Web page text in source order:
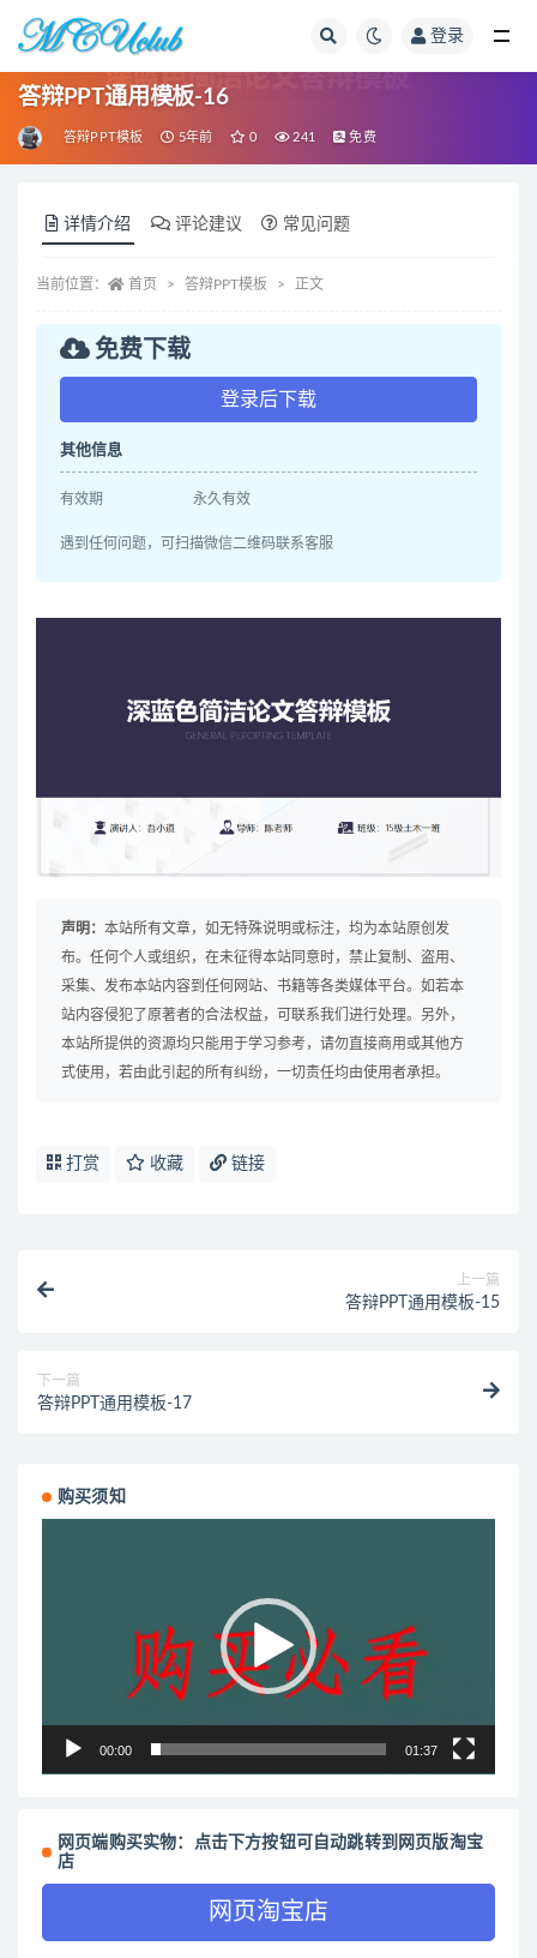
登录
答辩PPT通用模板-16
答辩PPT模板 5年前 0 241 免费
详情介绍 评论建议 常见问题
当前位置： 首页 答辩PPT模板 正文
免费下载
登录后下载
其他信息
有效期 永久有效
遇到任何问题，可扫描微信二维码联系客服
声明： 本站所有文章，如无特殊说明或标注，均为本站原创发
布。任何个人或组织，在未征得本站同意时，禁止复制、盗用、
采集、发布本站内容到任何网站、书籍等各类媒体平台。如若本
站内容侵犯了原著者的合法权益，可联系我们进行处理。另外，
本站所提供的资源均只能用于学习参考，请勿直接商用或其他方
式使用，若由此引起的所有纠纷，一切责任均由使用者承担。
打赏 收藏 链接
上一篇
答辩PPT通用模板-15
下一篇
答辩PPT通用模板-17
购买须知
00:00 01:37
网页端购买实物：点击下方按钮可自动跳转到网页版淘宝
店
网页淘宝店